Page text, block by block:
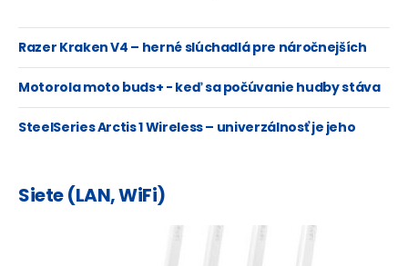
Razer Kraken V4 – herné slúchadlá pre náročnejších
hráčov
Motorola moto buds+ - keď sa počúvanie hudby stáva
zážitkom
SteelSeries Arctis 1 Wireless – univerzálnosť je jeho
Siete (LAN, WiFi)